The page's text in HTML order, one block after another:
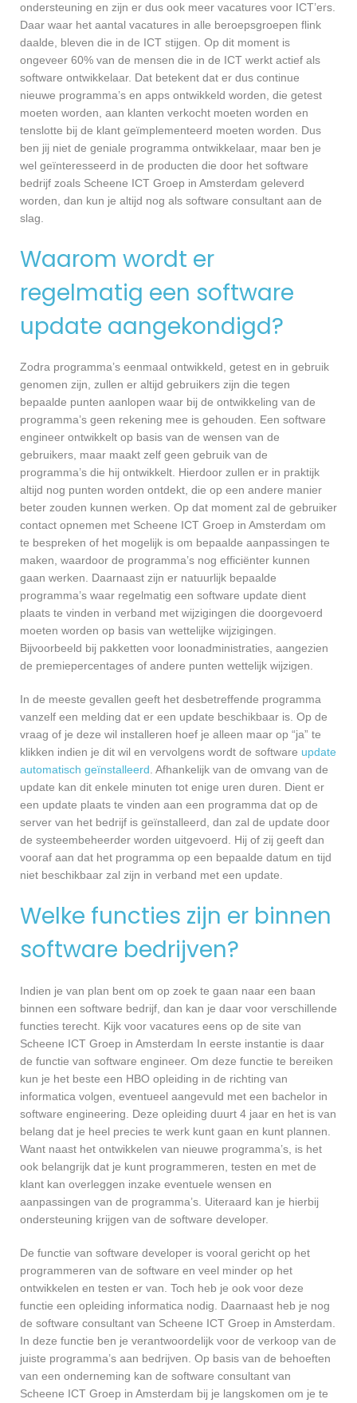
ondersteuning en zijn er dus ook meer vacatures voor ICT’ers.
Daar waar het aantal vacatures in alle beroepsgroepen flink
daalde, bleven die in de ICT stijgen. Op dit moment is
ongeveer 60% van de mensen die in de ICT werkt actief als
software ontwikkelaar. Dat betekent dat er dus continue
nieuwe programma’s en apps ontwikkeld worden, die getest
moeten worden, aan klanten verkocht moeten worden en
tenslotte bij de klant geïmplementeerd moeten worden. Dus
ben jij niet de geniale programma ontwikkelaar, maar ben je
wel geïnteresseerd in de producten die door het software
bedrijf zoals Scheene ICT Groep in Amsterdam geleverd
worden, dan kun je altijd nog als software consultant aan de
slag.
Waarom wordt er
regelmatig een software
update aangekondigd?
Zodra programma’s eenmaal ontwikkeld, getest en in gebruik
genomen zijn, zullen er altijd gebruikers zijn die tegen
bepaalde punten aanlopen waar bij de ontwikkeling van de
programma’s geen rekening mee is gehouden. Een software
engineer ontwikkelt op basis van de wensen van de
gebruikers, maar maakt zelf geen gebruik van de
programma’s die hij ontwikkelt. Hierdoor zullen er in praktijk
altijd nog punten worden ontdekt, die op een andere manier
beter zouden kunnen werken. Op dat moment zal de gebruiker
contact opnemen met Scheene ICT Groep in Amsterdam om
te bespreken of het mogelijk is om bepaalde aanpassingen te
maken, waardoor de programma’s nog efficiënter kunnen
gaan werken. Daarnaast zijn er natuurlijk bepaalde
programma’s waar regelmatig een software update dient
plaats te vinden in verband met wijzigingen die doorgevoerd
moeten worden op basis van wettelijke wijzigingen.
Bijvoorbeeld bij pakketten voor loonadministraties, aangezien
de premiepercentages of andere punten wettelijk wijzigen.
In de meeste gevallen geeft het desbetreffende programma
vanzelf een melding dat er een update beschikbaar is. Op de
vraag of je deze wil installeren hoef je alleen maar op “ja” te
klikken indien je dit wil en vervolgens wordt de software update
automatisch geïnstalleerd. Afhankelijk van de omvang van de
update kan dit enkele minuten tot enige uren duren. Dient er
een update plaats te vinden aan een programma dat op de
server van het bedrijf is geïnstalleerd, dan zal de update door
de systeembeheerder worden uitgevoerd. Hij of zij geeft dan
vooraf aan dat het programma op een bepaalde datum en tijd
niet beschikbaar zal zijn in verband met een update.
Welke functies zijn er binnen
software bedrijven?
Indien je van plan bent om op zoek te gaan naar een baan
binnen een software bedrijf, dan kan je daar voor verschillende
functies terecht. Kijk voor vacatures eens op de site van
Scheene ICT Groep in Amsterdam In eerste instantie is daar
de functie van software engineer. Om deze functie te bereiken
kun je het beste een HBO opleiding in de richting van
informatica volgen, eventueel aangevuld met een bachelor in
software engineering. Deze opleiding duurt 4 jaar en het is van
belang dat je heel precies te werk kunt gaan en kunt plannen.
Want naast het ontwikkelen van nieuwe programma’s, is het
ook belangrijk dat je kunt programmeren, testen en met de
klant kan overleggen inzake eventuele wensen en
aanpassingen van de programma’s. Uiteraard kan je hierbij
ondersteuning krijgen van de software developer.
De functie van software developer is vooral gericht op het
programmeren van de software en veel minder op het
ontwikkelen en testen er van. Toch heb je ook voor deze
functie een opleiding informatica nodig. Daarnaast heb je nog
de software consultant van Scheene ICT Groep in Amsterdam.
In deze functie ben je verantwoordelijk voor de verkoop van de
juiste programma’s aan bedrijven. Op basis van de behoeften
van een onderneming kan de software consultant van
Scheene ICT Groep in Amsterdam bij je langskomen om je te